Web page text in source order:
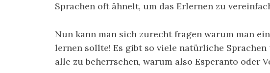
Sprachen oft ähnelt, um das Erlernen zu
Nun kann man sich zurecht fragen warum man
lernen sollte! Es gibt so viele natürliche
alle zu beherrschen, warum also Esperanto oder